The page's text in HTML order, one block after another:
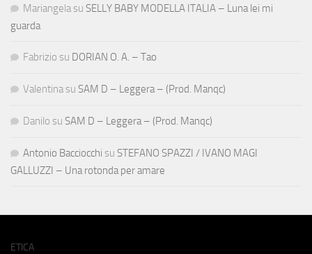
Mariangela su SELLY BABY MODELLA ITALIA – Luna lei mi
guarda
Fabrizio su DORIAN O. A. – Tao
Valentina su SAM D – Leggera – (Prod. Manqc)
Danilo su SAM D – Leggera – (Prod. Manqc)
Antonio Bacciocchi su STEFANO SPAZZI / IVANO MAGI
GALLUZZI – Una rotonda per amare
ETICA